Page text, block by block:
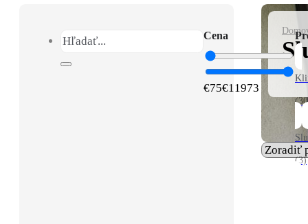
Hľadať... Cena
€75€11973
(3)